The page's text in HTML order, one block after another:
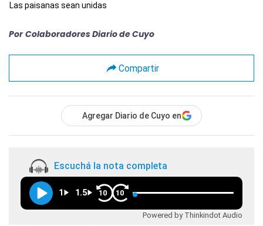
Las paisanas sean unidas
Por Colaboradores Diario de Cuyo
Compartir
Agregar Diario de Cuyo en
Escuchá la nota completa
1 1.5 10 10
Powered by Thinkindot Audio